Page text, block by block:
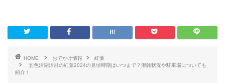
HOME おでかけ情報
紅葉
五色沼湖沼群の紅葉2024の見頃時期はいつまで？混雑状況や駐車場についても
紹介！